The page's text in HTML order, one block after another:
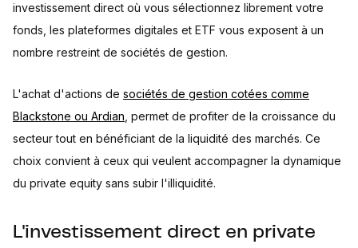
investissement direct où vous sélectionnez librement votre
fonds, les plateformes digitales et ETF vous exposent à un
nombre restreint de sociétés de gestion.
L'achat d'actions de sociétés de gestion cotées comme
Blackstone ou Ardian , permet de profiter de la croissance du
secteur tout en bénéficiant de la liquidité des marchés. Ce
choix convient à ceux qui veulent accompagner la dynamique
du private equity sans subir l'illiquidité.
L'investissement direct en private